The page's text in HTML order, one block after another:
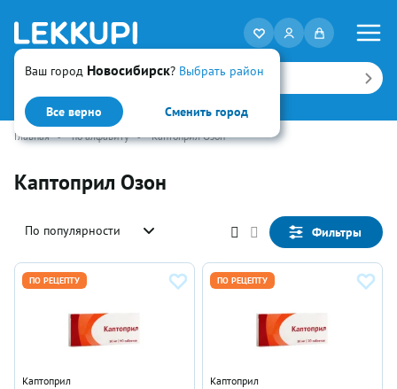
Ваш город Новосибирск? Выбрать район
Все верно Сменить город
Искать
Главная • по алфавиту • Каптоприл Озон
Каптоприл Озон
По популярности Фильтры
ПО РЕЦЕПТУ
Каптоприл
ПО РЕЦЕПТУ
Каптоприл